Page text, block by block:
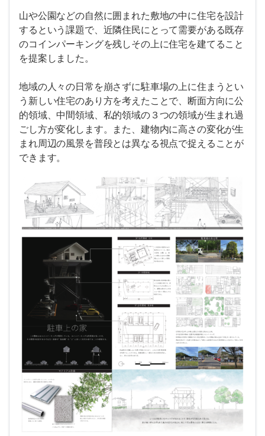
山や公園などの自然に囲まれた敷地の中に住宅を設計
するという課題で、近隣住民にとって需要がある既存
のコインパーキングを残しその上に住宅を建てること
を提案しました。
地域の人々の日常を崩さずに駐車場の上に住まうとい
う新しい住宅のあり方を考えたことで、断面方向に公
的領域、中間領域、私的領域の３つの領域が生まれ過
ごし方が変化します。また、建物内に高さの変化が生
まれ周辺の風景を普段とは異なる視点で捉えることが
できます。